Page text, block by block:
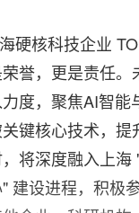
硬核科技企业
誉，更是责任。
度，聚焦AI智能
键核心技术，提
将深度融入上海
建设进程，积极